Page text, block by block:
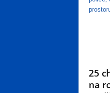
25
na